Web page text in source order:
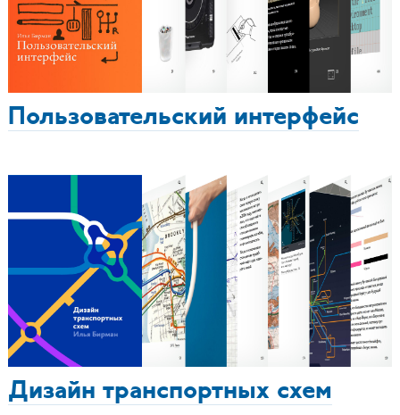
Пользовательский интерфейс
Дизайн транспортных схем